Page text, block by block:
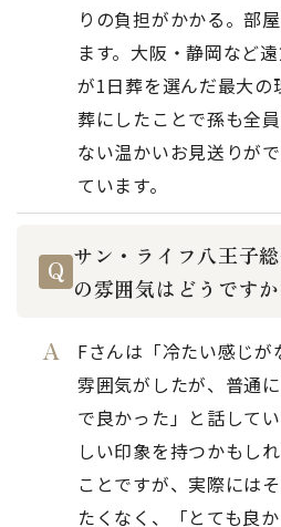
りの負担がかかる。部
ます。大阪・静岡など
が1日葬を選んだ最大の
葬にしたことで孫も全
ない温かいお見送りが
ています。
サン・ライフ八王子
の雰囲気はどうですか
Fさんは「冷たい感じが
雰囲気がしたが、普通
で良かった」と話して
しい印象を持つかもし
ことですが、実際には
たくなく、「とても良